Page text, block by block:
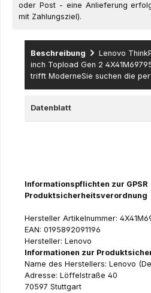
oder Post - eine Anlieferung
mit Zahlungsziel).
Beschreibung
Lenovo
inch Topload Gen 2
trifft ModerneSie suchen die
Datenblatt
Informationspflichten zur GPSR
Produktsicherheitsverordnung
Hersteller Artikelnummer:
EAN: 0195892091196
Hersteller: Lenovo
Informationen zur
Name des Herstellers: Lenovo
Adresse: Löffelstraße 40
70597 Stuttgart